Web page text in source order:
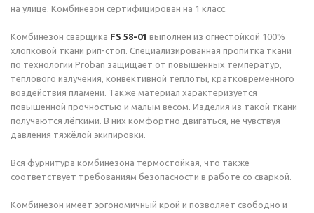
на улице. Комбинезон сертифицирован на 1 класс.
Комбинезон сварщика FS 58-01 выполнен из огнестойкой 100%
хлопковой ткани рип-стоп. Специализированная пропитка ткани
по технологии Proban защищает от повышенных температур,
теплового излучения, конвективной теплоты, кратковременного
воздействия пламени. Также материал характеризуется
повышенной прочностью и малым весом. Изделия из такой ткани
получаются лёгкими. В них комфортно двигаться, не чувствуя
давления тяжёлой экипировки.
Вся фурнитура комбинезона термостойкая, что также
соответствует требованиям безопасности в работе со сваркой.
Комбинезон имеет эргономичный крой и позволяет свободно и